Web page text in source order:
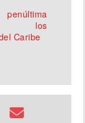
los
Caribe